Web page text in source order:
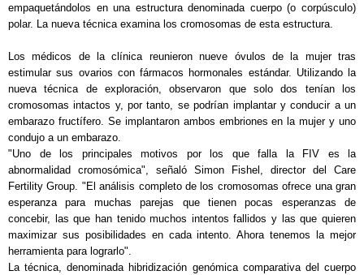
empaquetándolos en una estructura denominada cuerpo (o corpúsculo)
polar. La nueva técnica examina los cromosomas de esta estructura.
Los médicos de la clínica reunieron nueve óvulos de la mujer tras
estimular sus ovarios con fármacos hormonales estándar. Utilizando la
nueva técnica de exploración, observaron que solo dos tenían los
cromosomas intactos y, por tanto, se podrían implantar y conducir a un
embarazo fructífero. Se implantaron ambos embriones en la mujer y uno
condujo a un embarazo.
"Uno de los principales motivos por los que falla la FIV es la
abnormalidad cromosómica", señaló Simon Fishel, director del Care
Fertility Group. "El análisis completo de los cromosomas ofrece una gran
esperanza para muchas parejas que tienen pocas esperanzas de
concebir, las que han tenido muchos intentos fallidos y las que quieren
maximizar sus posibilidades en cada intento. Ahora tenemos la mejor
herramienta para lograrlo".
La técnica, denominada hibridización genómica comparativa del cuerpo